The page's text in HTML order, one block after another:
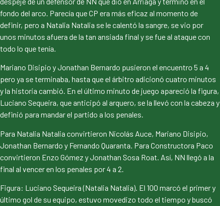
fondo del arco. Parecía que CP era más eficaz al momento de
definir, pero a Natalia Natalia se le calentó la sangre, se vio por
unos minutos afuera de la tan ansiada final y se fue al ataque con
todo lo que tenía.
Mariano Disipio y Jonathan Bernardo pusieron el encuentro 5 a 4
pero ya se terminaba, hasta que el árbitro adicionó cuatro minutos
y la historia cambió. En el último minuto de juego apareció la figura,
Luciano Sequeira, que anticipó al arquero, se la llevó con la cabeza y
definió para mandar el partido a los penales.
Para Natalia Natalia convirtieron Nicolás Auce, Mariano Disipio,
Jonathan Bernardo y Fernando Quaranta. Para Constructora Paco
convirtieron Enzo Gómez y Jonathan Sosa Roat. Así, NN llegó a la
final al vencer en los penales por 4 a 2.
Figura: Luciano Sequeira (Natalia Natalia). El 100 marcó el primer y
último gol de su equipo, estuvo movedizo todo el tiempo y buscó